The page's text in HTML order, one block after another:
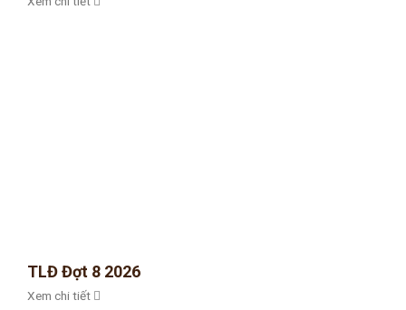
TLĐ Đợt 8 2026
Xem chi tiết